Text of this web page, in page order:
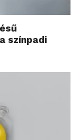
színpadi